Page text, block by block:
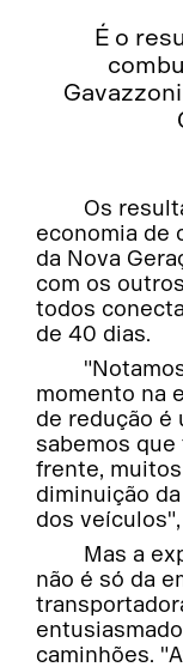
É o
Os
economia de
da Nova
com os
todos
de 40 dias.
momento na
de redução é
sabemos
frente,
diminuição
dos
Mas a
não é só da
caminhões.